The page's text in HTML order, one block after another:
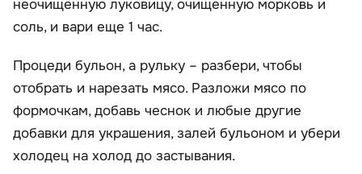
неочищенную луковицу, очищенную морковь и
соль, и вари еще 1 час.
Процеди бульон, а рульку – разбери, чтобы
отобрать и нарезать мясо. Разложи мясо по
формочкам, добавь чеснок и любые другие
добавки для украшения, залей бульоном и убери
холодец на холод до застывания.